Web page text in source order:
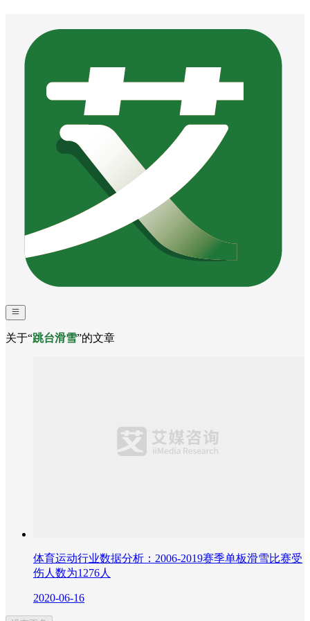
关于“跳台滑雪”的文章
体育运动行业数据分析：2006-2019赛季单板滑雪比赛受
伤人数为1276人
2020-06-16